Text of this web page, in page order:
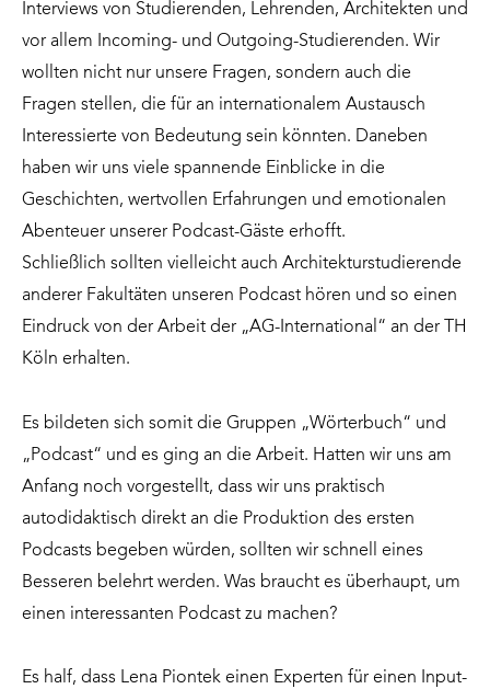
Interviews von Studierenden, Lehrenden, Architekten und
vor allem Incoming- und Outgoing-Studierenden. Wir
wollten nicht nur unsere Fragen, sondern auch die
Fragen stellen, die für an internationalem Austausch
Interessierte von Bedeutung sein könnten. Daneben
haben wir uns viele spannende Einblicke in die
Geschichten, wertvollen Erfahrungen und emotionalen
Abenteuer unserer Podcast-Gäste erhofft.
Schließlich sollten vielleicht auch Architekturstudierende
anderer Fakultäten unseren Podcast hören und so einen
Eindruck von der Arbeit der „AG-International“ an der TH
Köln erhalten.
Es bildeten sich somit die Gruppen „Wörterbuch“ und
„Podcast“ und es ging an die Arbeit. Hatten wir uns am
Anfang noch vorgestellt, dass wir uns praktisch
autodidaktisch direkt an die Produktion des ersten
Podcasts begeben würden, sollten wir schnell eines
Besseren belehrt werden. Was braucht es überhaupt, um
einen interessanten Podcast zu machen?
Es half, dass Lena Piontek einen Experten für einen Input-